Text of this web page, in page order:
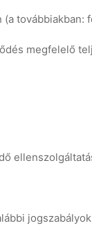
megfelelő